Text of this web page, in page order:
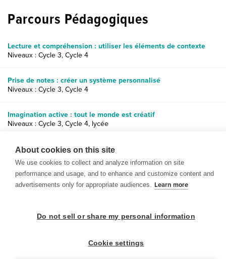
Parcours Pédagogiques
Lecture et compréhension : utiliser les éléments de contexte
Niveaux : Cycle 3, Cycle 4
Prise de notes : créer un système personnalisé
Niveaux : Cycle 3, Cycle 4
Imagination active : tout le monde est créatif
Niveaux : Cycle 3, Cycle 4, lycée
Arts graphiques : parties et conception d’une publicité
Niveaux : Cycle 3, Cycle 4, lycée
About cookies on this site
We use cookies to collect and analyze information on site
performance and usage, and to enhance and customize content and
advertisements only for appropriate audiences. Learn more
Do not sell or share my personal information
Cookie settings